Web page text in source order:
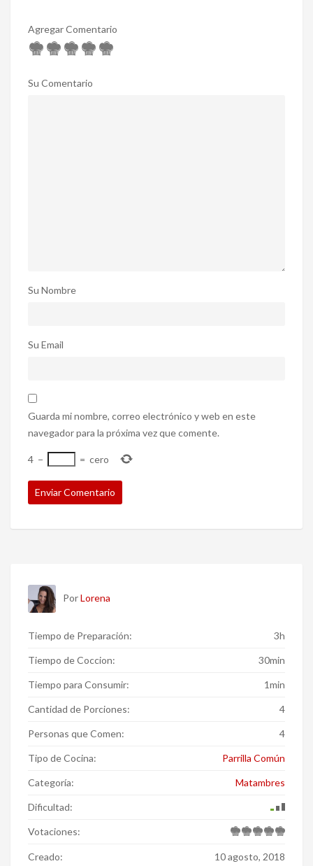
Agregar Comentario
Su Comentario
Su Nombre
Su Email
Guarda mi nombre, correo electrónico y web en este
navegador para la próxima vez que comente.
4 − = cero
PorLorena
Tiempo de Preparación: 3h
Tiempo de Coccion: 30min
Tiempo para Consumir: 1min
Cantidad de Porciones: 4
Personas que Comen: 4
Tipo de Cocina: Parrilla Común
Categoría: Matambres
Dificultad:
Votaciones:
Creado: 10 agosto, 2018